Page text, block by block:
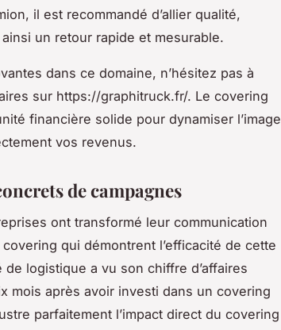
il est recommandé d’allier qualité,
un retour rapide et mesurable.
dans ce domaine, n’hésitez pas à
sur https://graphitruck.fr/. Le covering
financière solide pour dynamiser l’image
vos revenus.
de campagnes
ont transformé leur communication
qui démontrent l’efficacité de cette
logistique a vu son chiffre d’affaires
mois après avoir investi dans un covering
parfaitement l’impact direct du covering